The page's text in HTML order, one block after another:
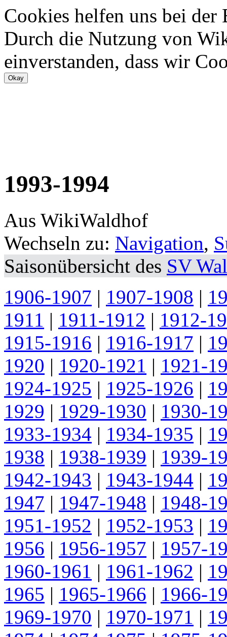
Cookies helfen uns bei
Durch die Nutzung von
einverstanden, dass wir
1993-1994
Aus WikiWaldhof
Wechseln zu: Navigation,
Saisonübersicht des SV
1906-1907 | 1907-1908 |
1911 | 1911-1912 | 1912-
1915-1916 | 1916-1917 |
1920 | 1920-1921 | 1921-
1924-1925 | 1925-1926 |
1929 | 1929-1930 | 1930-
1933-1934 | 1934-1935 |
1938 | 1938-1939 | 1939-
1942-1943 | 1943-1944 |
1947 | 1947-1948 | 1948-
1951-1952 | 1952-1953 |
1956 | 1956-1957 | 1957-
1960-1961 | 1961-1962 |
1965 | 1965-1966 | 1966-
1969-1970 | 1970-1971 |